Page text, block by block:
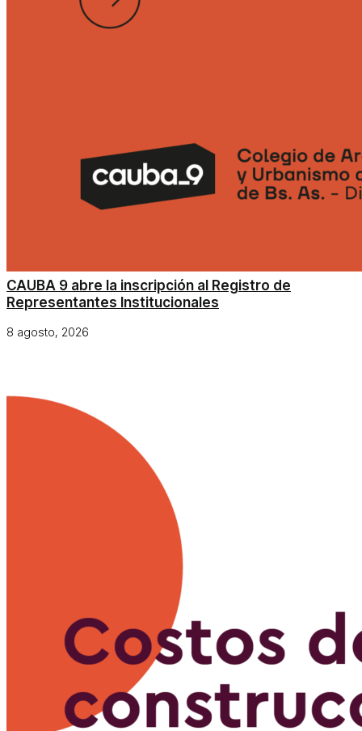
CAUBA 9 abre la inscripción al Registro de
Representantes Institucionales
8 agosto, 2026